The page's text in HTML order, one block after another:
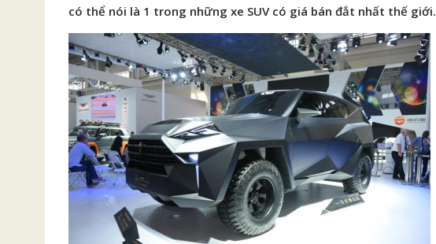
có thể nói là 1 trong những xe SUV có giá bán đắt nhất thế giới.